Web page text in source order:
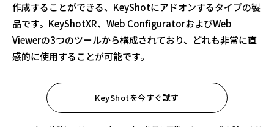
作成することができる、KeyShotにアドオンするタイプの製
品です。KeyShotXR、Web ConfiguratorおよびWeb
Viewerの3つのツールから構成されており、どれも非常に直
感的に使用することが可能です。
KeyShotを今すぐ試す